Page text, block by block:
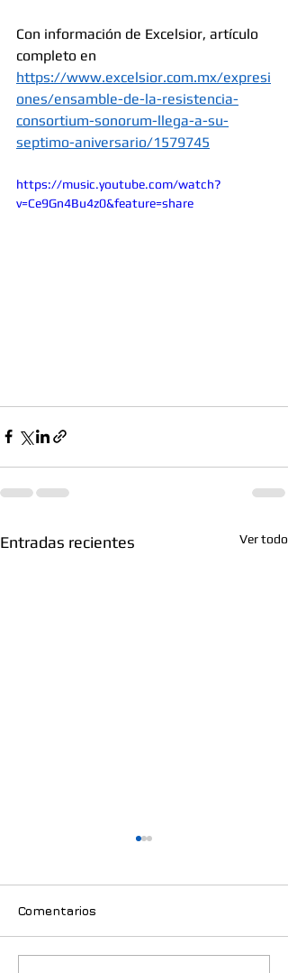
Con información de Excelsior, artículo
completo en
https://www.excelsior.com.mx/expresi
ones/ensamble-de-la-resistencia-
consortium-sonorum-llega-a-su-
septimo-aniversario/1579745
https://music.youtube.com/watch?
v=Ce9Gn4Bu4z0&feature=share
Entradas recientes Ver todo
Comentarios